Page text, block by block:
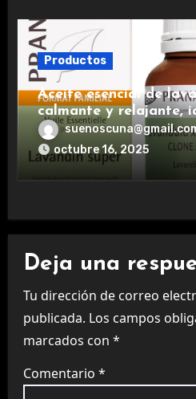
Productos
Aceite esencial de
calmante y relajante,
aromaterapia.
octubre 16, 2025
Deja una
Tu dirección de correo
publicada. Los campos
marcados con *
Comentario *